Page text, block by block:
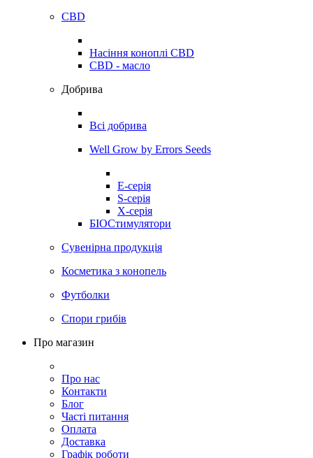
CBD
Насіння коноплі CBD
CBD - масло
Добрива
Всі добрива
Well Grow by Errors Seeds
E-серія
S-серія
X-серія
БІОСтимулятори
Сувенірна продукція
Косметика з конопель
Футболки
Спори грибів
Про магазин
Про нас
Контакти
Блог
Часті питання
Оплата
Доставка
Графік роботи